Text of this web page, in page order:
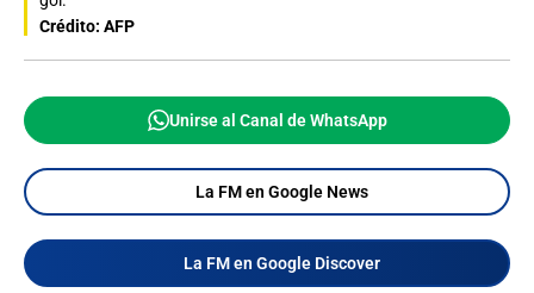
Crédito: AFP
Unirse al Canal de WhatsApp
La FM en Google News
La FM en Google Discover